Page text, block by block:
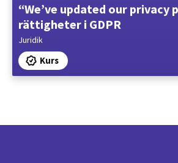
“We’ve updated our privacy
rättigheter i GDPR
Juridik
Kurs